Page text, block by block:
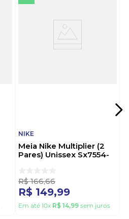
NIKE
Meia Nike Multiplier (2
Pares) Unissex Sx7554-
R$ 166,66
R$ 149,99
Em até 10x R$ 14,99 sem juros